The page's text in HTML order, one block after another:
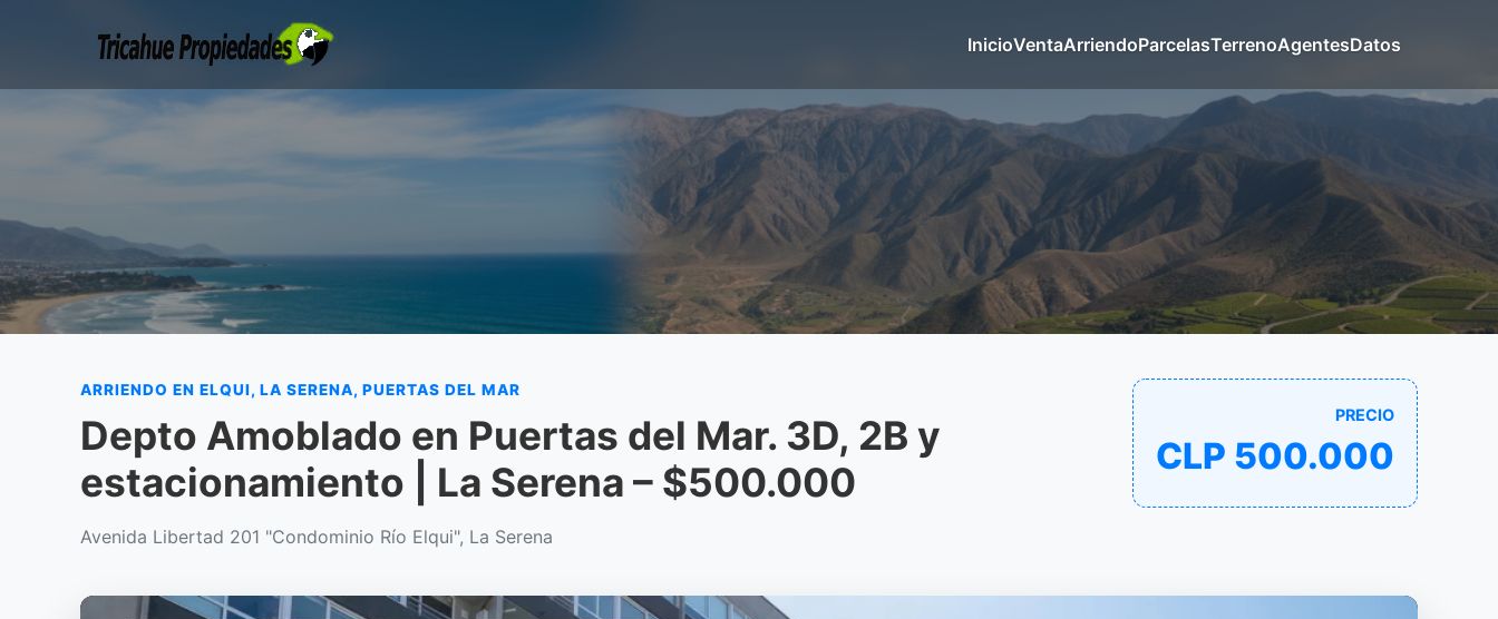
InicioVentaArriendoParcelasTerrenoAgentesDatos
ARRIENDO EN ELQUI, LA SERENA, PUERTAS DEL MAR
Depto Amoblado en Puertas del Mar. 3D, 2B y
estacionamiento | La Serena – $500.000
Avenida Libertad 201 "Condominio Río Elqui", La Serena
PRECIO
CLP 500.000